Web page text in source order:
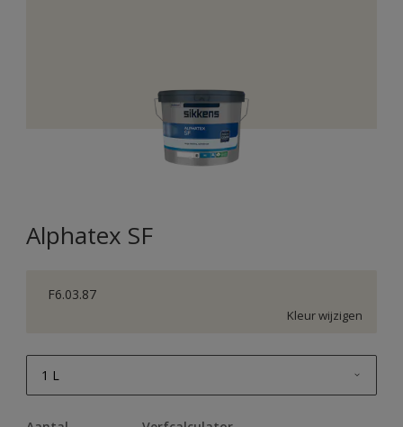
Alphatex SF
F6.03.87
Kleur wijzigen
1 L